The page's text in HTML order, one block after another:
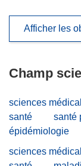
Afficher les
Champ
sciences
santé
santé
épidémiologie
sciences